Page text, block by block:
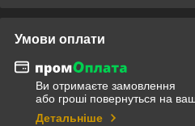
Умови оплати
Ви отримаєте замовлення
або гроші повернуться на
Детальніше